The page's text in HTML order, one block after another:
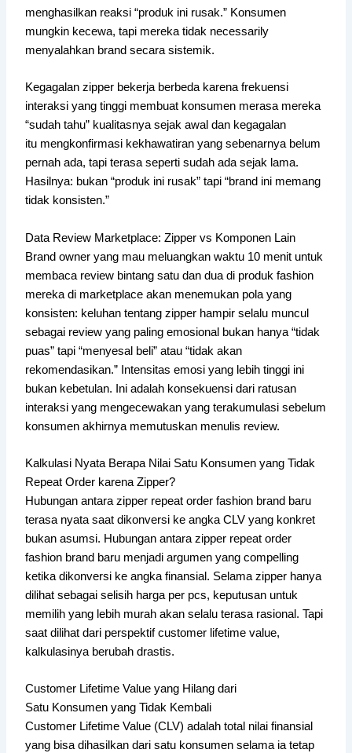
menghasilkan reaksi “produk ini rusak.” Konsumen
mungkin kecewa, tapi mereka tidak necessarily
menyalahkan brand secara sistemik.
Kegagalan zipper bekerja berbeda karena frekuensi
interaksi yang tinggi membuat konsumen merasa mereka
“sudah tahu” kualitasnya sejak awal dan kegagalan
itu mengkonfirmasi kekhawatiran yang sebenarnya belum
pernah ada, tapi terasa seperti sudah ada sejak lama.
Hasilnya: bukan “produk ini rusak” tapi “brand ini memang
tidak konsisten.”
Data Review Marketplace: Zipper vs Komponen Lain
Brand owner yang mau meluangkan waktu 10 menit untuk
membaca review bintang satu dan dua di produk fashion
mereka di marketplace akan menemukan pola yang
konsisten: keluhan tentang zipper hampir selalu muncul
sebagai review yang paling emosional bukan hanya “tidak
puas” tapi “menyesal beli” atau “tidak akan
rekomendasikan.” Intensitas emosi yang lebih tinggi ini
bukan kebetulan. Ini adalah konsekuensi dari ratusan
interaksi yang mengecewakan yang terakumulasi sebelum
konsumen akhirnya memutuskan menulis review.
Kalkulasi Nyata Berapa Nilai Satu Konsumen yang Tidak
Repeat Order karena Zipper?
Hubungan antara zipper repeat order fashion brand baru
terasa nyata saat dikonversi ke angka CLV yang konkret
bukan asumsi. Hubungan antara zipper repeat order
fashion brand baru menjadi argumen yang compelling
ketika dikonversi ke angka finansial. Selama zipper hanya
dilihat sebagai selisih harga per pcs, keputusan untuk
memilih yang lebih murah akan selalu terasa rasional. Tapi
saat dilihat dari perspektif customer lifetime value,
kalkulasinya berubah drastis.
Customer Lifetime Value yang Hilang dari
Satu Konsumen yang Tidak Kembali
Customer Lifetime Value (CLV) adalah total nilai finansial
yang bisa dihasilkan dari satu konsumen selama ia tetap